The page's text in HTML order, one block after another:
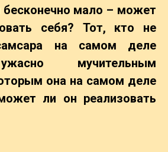
бесконечно мало – может
себя? Тот, кто не
на самом деле
мучительным
она на самом деле
ли он реализовать